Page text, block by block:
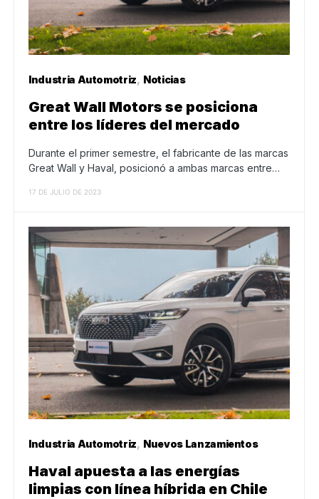
Industria Automotriz Noticias
Great Wall Motors se posiciona
entre los líderes del mercado
Durante el primer semestre, el fabricante de las marcas
Great Wall y Haval, posicionó a ambas marcas entre…
17 DE JULIO DE 2023
Industria Automotriz Nuevos Lanzamientos
Haval apuesta a las energías
limpias con línea híbrida en Chile